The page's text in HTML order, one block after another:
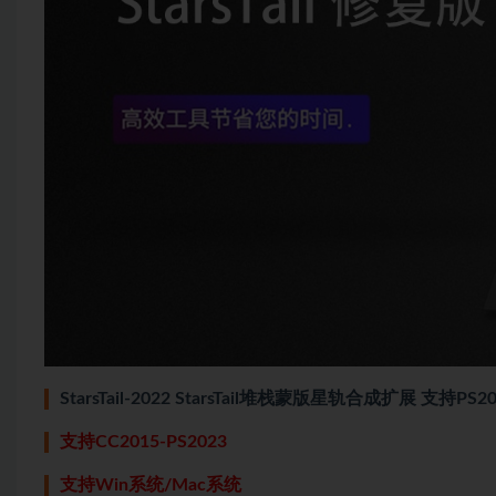
StarsTail-2022 StarsTail堆栈蒙版星轨合成扩展 支持
支持CC2015-PS2023
支持Win系统/Mac系统